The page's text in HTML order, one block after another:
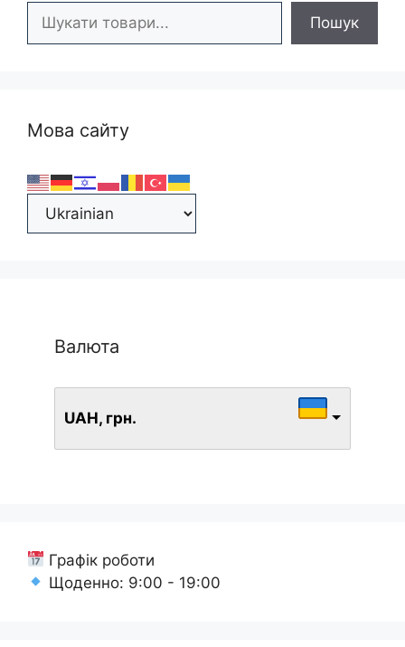
Пошук
Мова сайту
Валюта
UAH, грн.
Графік роботи
Щоденно: 9:00 - 19:00